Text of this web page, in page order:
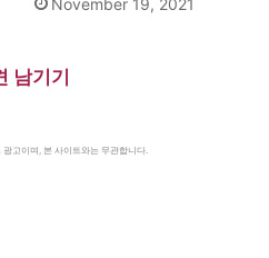
November 19, 2021
남기기
고이며, 본 사이트와는 무관합니다.